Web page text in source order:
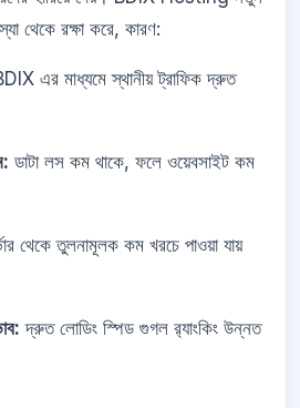
থেকে রক্ষা করে, কারণ:
এর মাধ্যমে স্থানীয় ট্রাফিক দ্রুত
ডাটা লস কম থাকে, ফলে ওয়েবসাইট কম
থেকে তুলনামূলক কম খরচে পাওয়া যায়
দ্রুত লোডিং স্পিড গুগল র‍্যাংকিং উন্নত